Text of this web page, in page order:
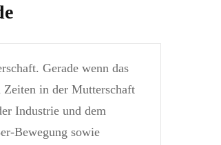
Gerade wenn das
Zeiten in der Mutterschaft
Industrie und dem
Bewegung sowie